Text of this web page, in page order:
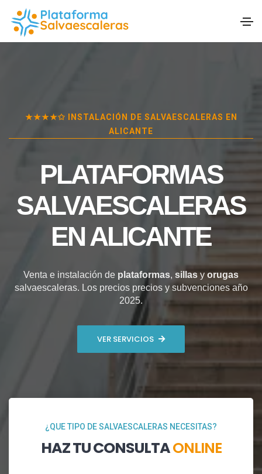
★★★★✩ INSTALACIÓN DE SALVAESCALERAS EN
ALICANTE
PLATAFORMAS
SALVAESCALERAS
ENALICANTE
Venta e instalación de plataformas, sillas y orugas
salvaescaleras. Los precios precios y subvenciones año
2025.
VER SERVICIOS
¿QUE TIPO DE SALVAESCALERAS NECESITAS?
HAZ TU CONSULTAONLINE